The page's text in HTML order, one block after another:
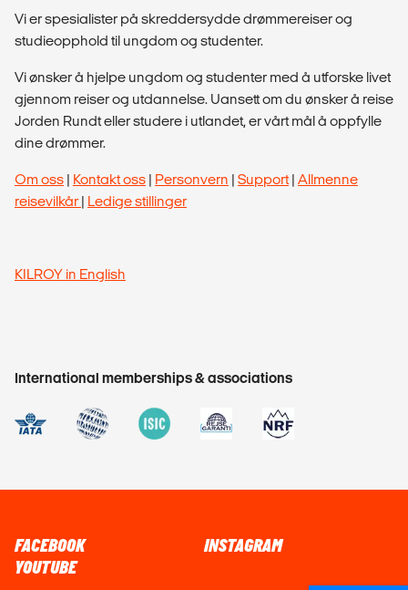
Vi er spesialister på skreddersydde drømmereiser og
studieopphold til ungdom og studenter.
Vi ønsker å hjelpe ungdom og studenter med å utforske livet
gjennom reiser og utdannelse. Uansett om du ønsker å reise
Jorden Rundt eller studere i utlandet, er vårt mål å oppfylle
dine drømmer.
Om oss | Kontakt oss | Personvern | Support| Allmenne
reisevilkår | Ledige stillinger
KILROY in English
International memberships & associations
FACEBOOK
INSTAGRAM
YOUTUBE